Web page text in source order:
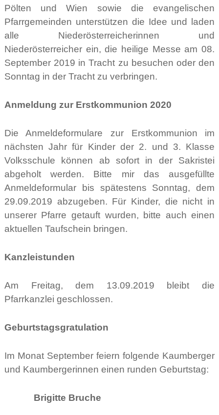
Pölten und Wien sowie die evangelischen
Pfarrgemeinden unterstützen die Idee und laden
alle Niederösterreicherinnen und
Niederösterreicher ein, die heilige Messe am 08.
September 2019 in Tracht zu besuchen oder den
Sonntag in der Tracht zu verbringen.
Anmeldung zur Erstkommunion 2020
Die Anmeldeformulare zur Erstkommunion im
nächsten Jahr für Kinder der 2. und 3. Klasse
Volksschule können ab sofort in der Sakristei
abgeholt werden. Bitte mir das ausgefüllte
Anmeldeformular bis spätestens Sonntag, dem
29.09.2019 abzugeben. Für Kinder, die nicht in
unserer Pfarre getauft wurden, bitte auch einen
aktuellen Taufschein bringen.
Kanzleistunden
Am Freitag, dem 13.09.2019 bleibt die
Pfarrkanzlei geschlossen.
Geburtstagsgratulation
Im Monat September feiern folgende Kaumberger
und Kaumbergerinnen einen runden Geburtstag:
Brigitte Bruche